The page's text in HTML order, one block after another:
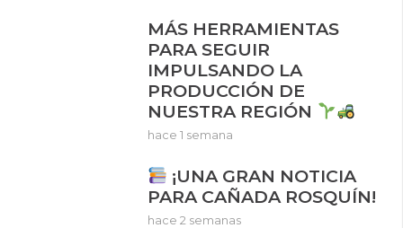
MÁS HERRAMIENTAS
PARA SEGUIR
IMPULSANDO LA
PRODUCCIÓN DE
NUESTRA REGIÓN
hace 1 semana
¡UNA GRAN NOTICIA
PARA CAÑADA ROSQUÍN!
hace 2 semanas